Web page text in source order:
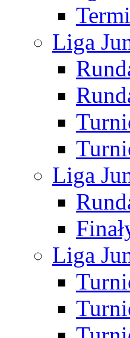
Liga
Liga
Liga